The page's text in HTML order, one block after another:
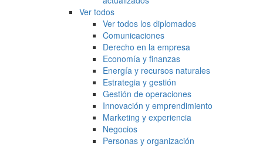
Ver todos
Ver todos los diplomados
Comunicaciones
Derecho en la empresa
Economía y finanzas
Energía y recursos naturales
Estrategia y gestión
Gestión de operaciones
Innovación y emprendimiento
Marketing y experiencia
Negocios
Personas y organización